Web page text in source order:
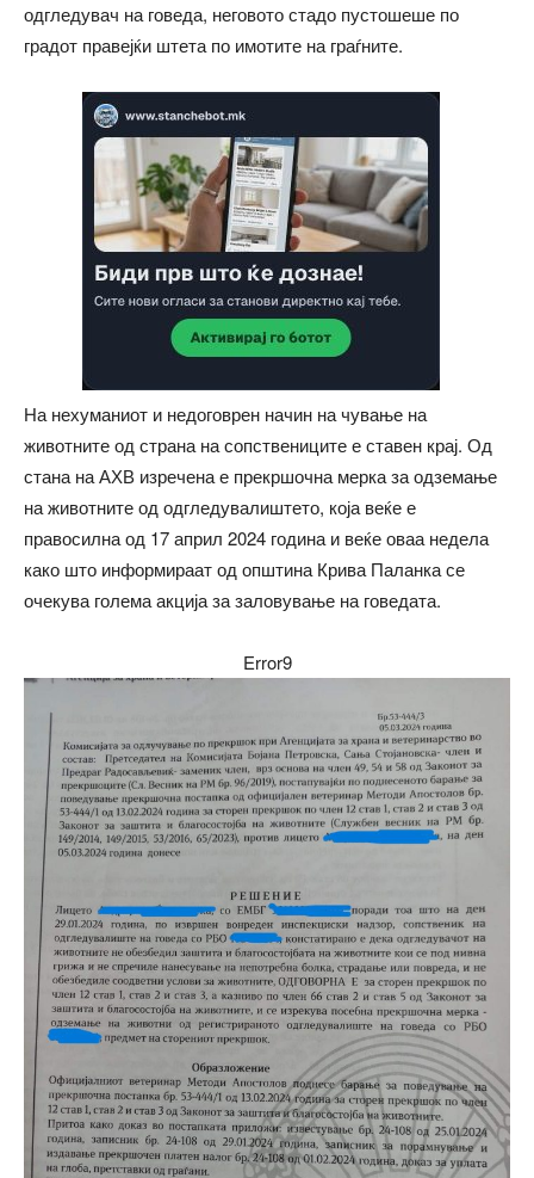
одгледувач на говеда, неговото стадо пустошеше по
градот правејќи штета по имотите на граѓните.
На нехуманиот и недоговрен начин на чување на
животните од страна на сопствениците е ставен крај. Од
стана на АХВ изречена е прекршочна мерка за одземање
на животните од одгледувалиштето, која веќе е
правосилна од 17 април 2024 година и веќе оваа недела
како што информираат од општина Крива Паланка се
очекува голема акција за заловување на говедата.
Error9